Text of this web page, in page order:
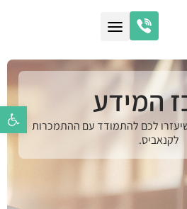
פתח המידע
לכם להתמודד עם ההתמכרות
לקנאביס.